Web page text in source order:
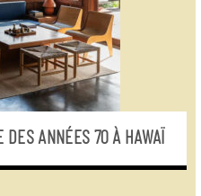
DES ANNÉES 70 À HAWAÏ